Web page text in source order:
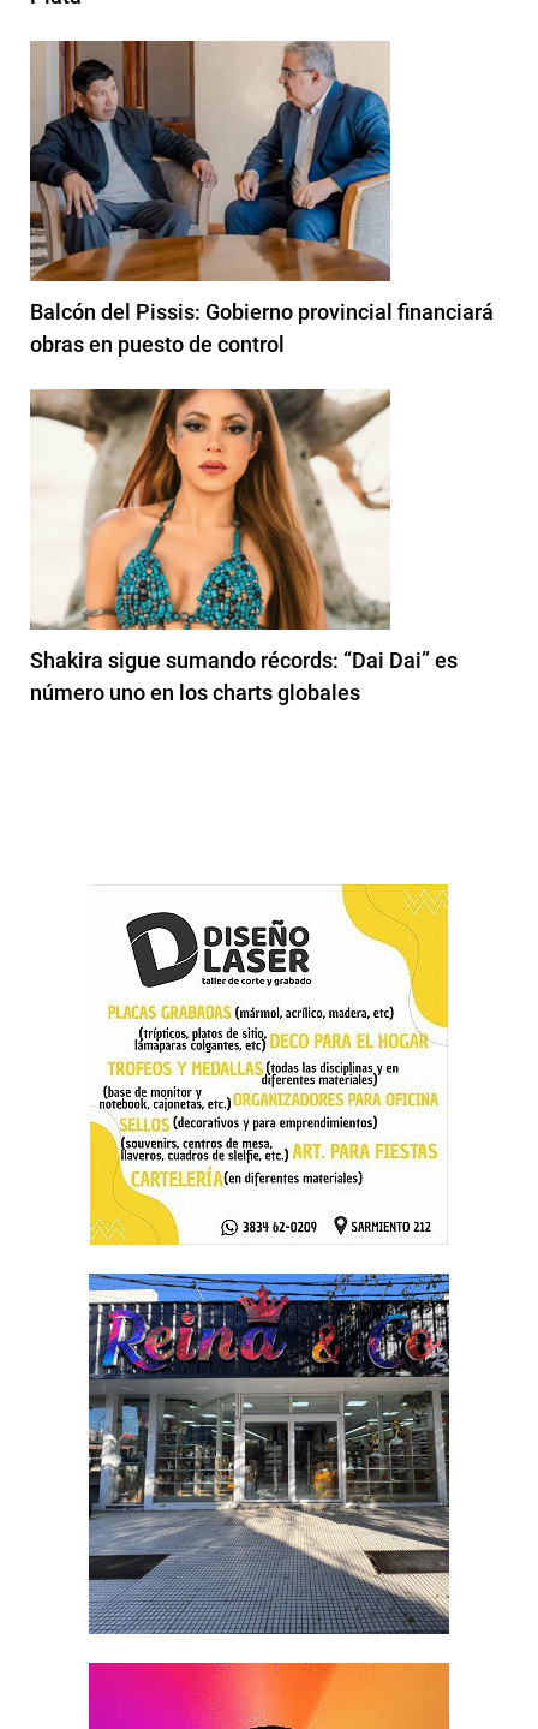
Balcón del Pissis: Gobierno provincial financiará
obras en puesto de control
Shakira sigue sumando récords: “Dai Dai” es
número uno en los charts globales